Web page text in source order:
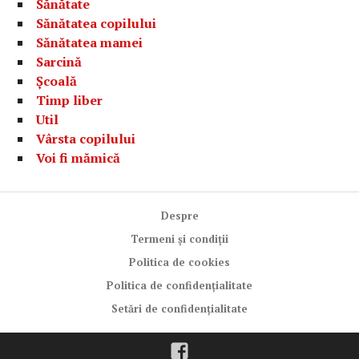
Sănătate
Sănătatea copilului
Sănătatea mamei
Sarcină
Școală
Timp liber
Util
Vârsta copilului
Voi fi mămică
Despre
Termeni și condiții
Politica de cookies
Politica de confidențialitate
Setări de confidențialitate